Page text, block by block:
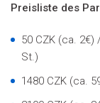
Preisliste des
50 CZK (ca.
St.)
1480 CZK (ca.